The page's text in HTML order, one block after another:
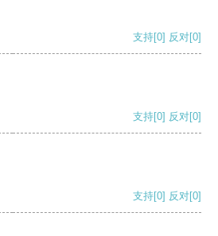
支持[0] 反对[0]
支持[0] 反对[0]
支持[0] 反对[0]